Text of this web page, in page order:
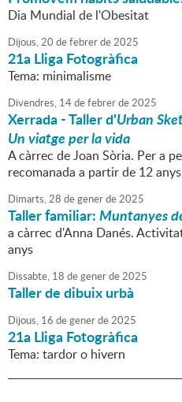
Dia Mundial de l'Obesitat
Dijous,20 defebrerde2025
21a Lliga Fotogràfica
Tema: minimalisme
Divendres, 14defebrerde2025
Xerrada - Taller d'Urban
Un viatge per la vida
A càrrec de Joan Sòria. Per a
recomanada a partir de 12 anys
Dimarts,28 degenerde2025
Taller familiar:Muntanyes
a càrrec d'Anna Danés.
anys
Dissabte, 18 degenerde2025
Taller de dibuix urbà
Dijous, 16 degenerde2025
21a Lliga Fotogràfica
Tema: tardor o hivern